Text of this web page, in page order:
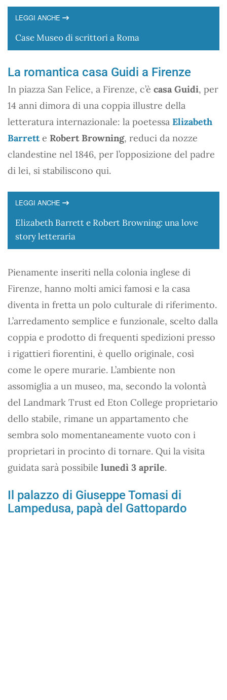
LEGGI ANCHE
Case Museo di scrittori a Roma
La romantica casa Guidi a Firenze
In piazza San Felice, a Firenze, c’è casa Guidi, per
14 anni dimora di una coppia illustre della
letteratura internazionale: la poetessa Elizabeth
Barrette Robert Browning, reduci da nozze
clandestine nel 1846, per l’opposizione del padre
di lei, si stabiliscono qui.
LEGGI ANCHE
Elizabeth Barrett e Robert Browning: una love
story letteraria
Pienamente inseriti nella colonia inglese di
Firenze, hanno molti amici famosi e la casa
diventa in fretta un polo culturale di riferimento.
L’arredamento semplice e funzionale, scelto dalla
coppia e prodotto di frequenti spedizioni presso
i rigattieri fiorentini, è quello originale, così
come le opere murarie. L’ambiente non
assomiglia a un museo, ma, secondo la volontà
del Landmark Trust ed Eton College proprietario
dello stabile, rimane un appartamento che
sembra solo momentaneamente vuoto con i
proprietari in procinto di tornare. Qui la visita
guidata sarà possibile lunedì 3 aprile.
Il palazzo di Giuseppe Tomasi di
Lampedusa, papà del Gattopardo